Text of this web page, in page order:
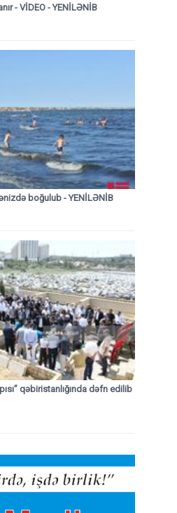
- VİDEO - YENİLƏNİB
boğulub - YENİLƏNİB
qəbiristanlığında dəfn edilib